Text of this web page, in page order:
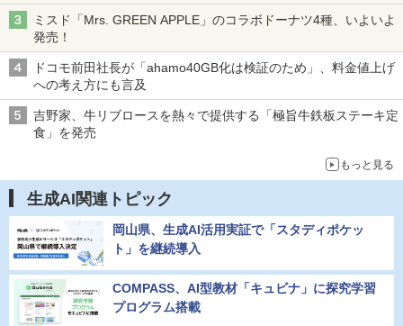
ミスド「Mrs. GREEN APPLE」のコラボドーナツ4種、いよいよ
発売！
ドコモ前田社長が「ahamo40GB化は検証のため」、料金値上げ
への考え方にも言及
吉野家、牛リブロースを熱々で提供する「極旨牛鉄板ステーキ定
食」を発売
もっと見る
生成AI関連トピック
岡山県、生成AI活用実証で「スタディポケッ
ト」を継続導入
COMPASS、AI型教材「キュビナ」に探究学習
プログラム搭載